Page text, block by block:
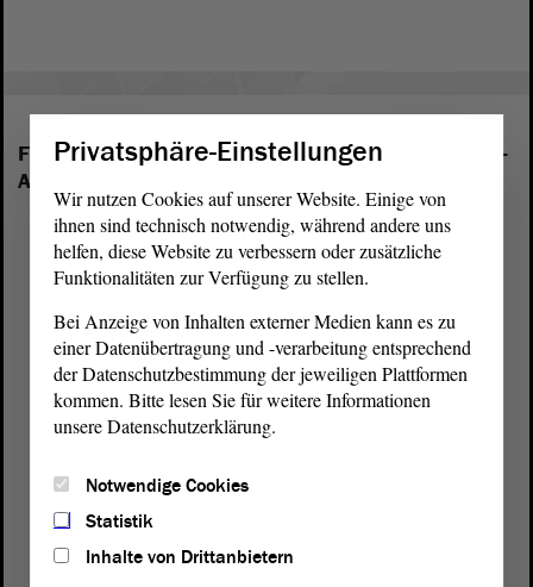
Folgende Fraktionen sind im Landtag von Sachsen-
Anhalt vertreten:
Privatsphäre-Einstellungen
Wir nutzen Cookies auf unserer Website. Einige von
ihnen sind technisch notwendig, während andere uns
helfen, diese Website zu verbessern oder zusätzliche
Funktionalitäten zur Verfügung zu stellen.
Bei Anzeige von Inhalten externer Medien kann es zu
einer Datenübertragung und -verarbeitung entsprechend
der Datenschutzbestimmung der jeweiligen Plattformen
kommen. Bitte lesen Sie für weitere Informationen
unsere Datenschutzerklärung.
Notwendige Cookies
Statistik
Inhalte von Drittanbietern